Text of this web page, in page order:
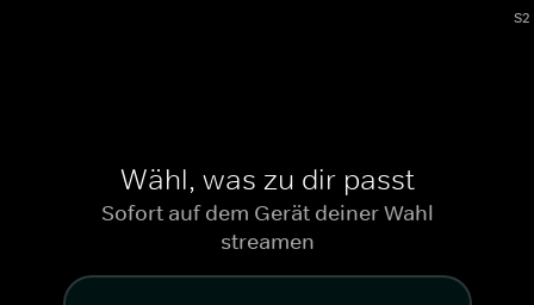
Wähl, was zu dir passt
Sofort auf dem Gerät deiner Wahl
streamen